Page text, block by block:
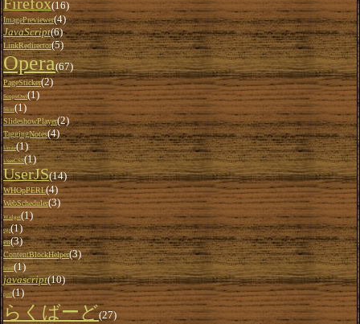
Firefox(16)
ImagePreviewer(4)
JavaScript(6)
LinkRedirector(5)
Opera(67)
PageSticker(2)
ScopsOwl(1)
Skin(1)
SlideshowPlayer(2)
TaggingNotes(4)
Unite(1)
UserCSS(1)
UserJS(14)
WHOpPERL(4)
WebScheduler(3)
Widget(1)
cgi(1)
en(3)
ContentBlockHelper(3)
html (1)
javascript(10)
perl(1)
らくばーど(27)